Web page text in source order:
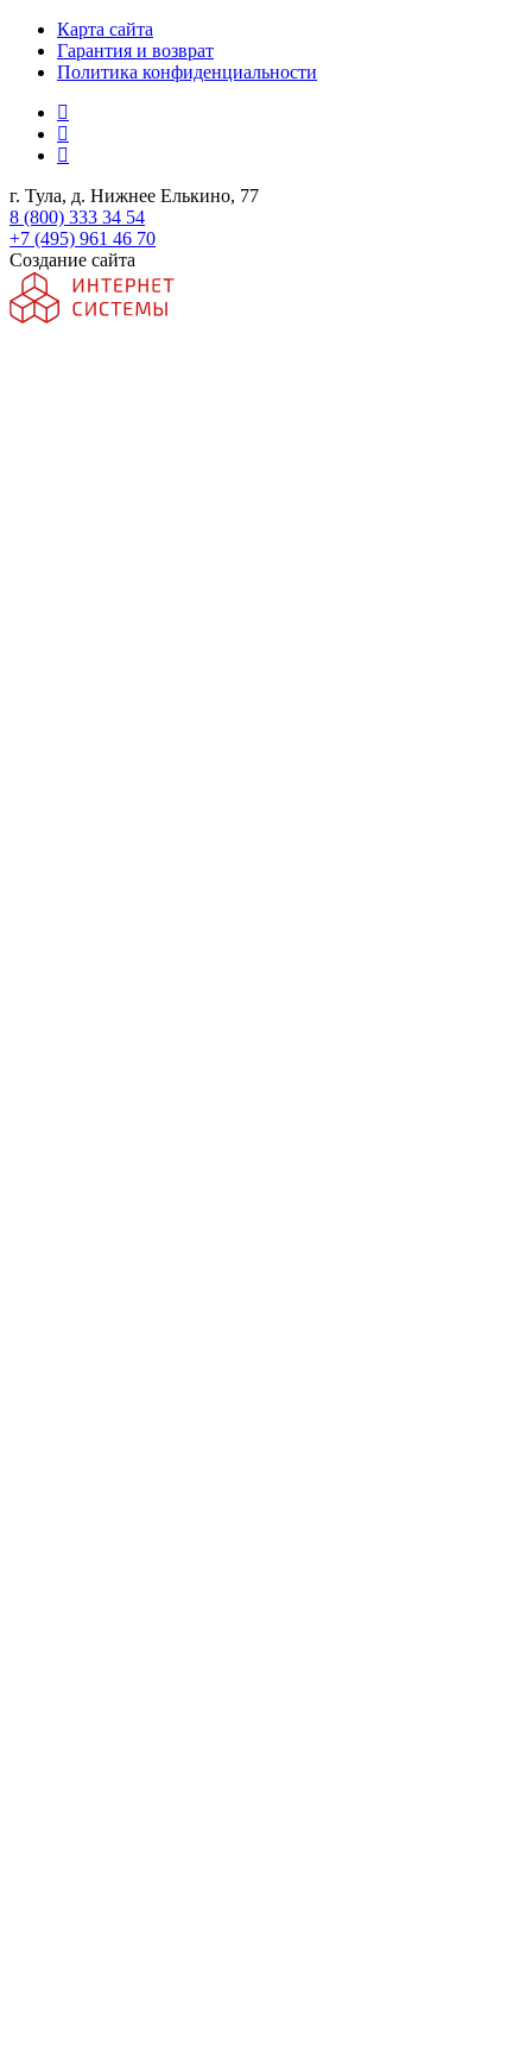
Карта сайта
Гарантия и возврат
Политика конфиденциальности
г. Тула, д. Нижнее Елькино, 77
8 (800) 333 34 54
+7 (495) 961 46 70
Создание сайта